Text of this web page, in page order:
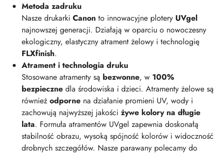
Metoda zadruku
Nasze drukarki Canon to innowacyjne plotery UVgel
najnowszej generacji. Działają w oparciu o nowoczesny
ekologiczny, elastyczny atrament żelowy i technologię
FLXfinish.
Atrament i technologia druku
Stosowane atramenty są bezwonne, w 100%
bezpieczne dla środowiska i dzieci. Atramenty żelowe są
również odporne na działanie promieni UV, wody i
zachowują najwyższej jakości żywe kolory na długie
lata. Formuła atramentów UVgel zapewnia doskonałą
stabilność obrazu, wysoką spójność kolorów i widoczność
drobnych szczegółów. Nasze parawany polecamy do